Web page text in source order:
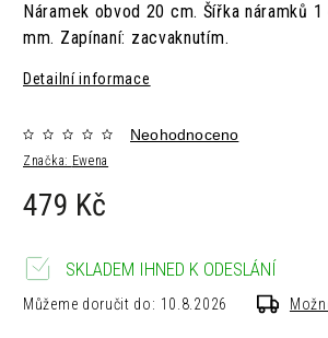
Náramek obvod 20 cm. Šířka náramků 1
mm. Zapínaní: zacvaknutím.
Detailní informace
Značka: Ewena
Neohodnoceno
479 Kč
SKLADEM IHNED K ODESLÁNÍ
Můžeme doručit do: 10.8.2026